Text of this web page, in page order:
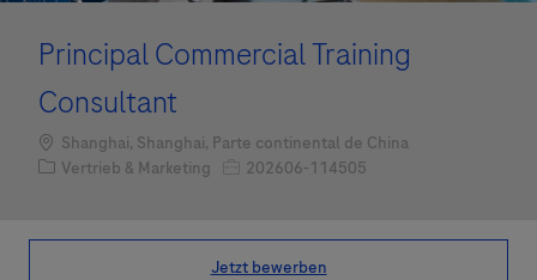
Principal Commercial Training
Consultant
Standort
Shanghai, Shanghai, Parte continental de China
Kategorie
Vertrieb & Marketing Job-ID202606-114505
Jetzt bewerben